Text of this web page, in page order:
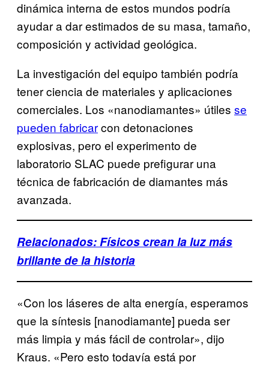
dinámica interna de estos mundos podría
ayudar a dar estimados de su masa, tamaño,
composición y actividad geológica.
La investigación del equipo también podría
tener ciencia de materiales y aplicaciones
comerciales. Los «nanodiamantes» útiles se
pueden fabricarcon detonaciones
explosivas, pero el experimento de
laboratorio SLAC puede prefigurar una
técnica de fabricación de diamantes más
avanzada.
Relacionados: Físicos crean la luz más
brillante de la historia
«Con los láseres de alta energía, esperamos
que la síntesis [nanodiamante] pueda ser
más limpia y más fácil de controlar», dijo
Kraus. «Pero esto todavía está por